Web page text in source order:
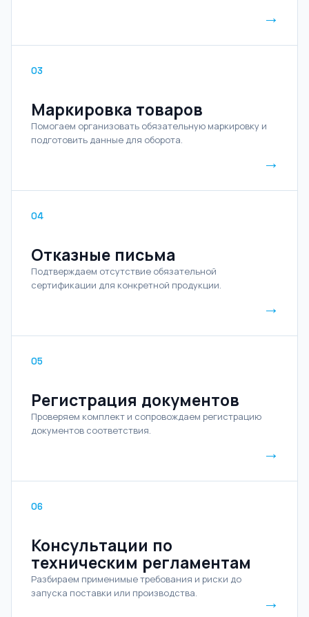
→
03
Маркировка товаров
Помогаем организовать обязательную маркировку и
подготовить данные для оборота.
→
04
Отказные письма
Подтверждаем отсутствие обязательной
сертификации для конкретной продукции.
→
05
Регистрация документов
Проверяем комплект и сопровождаем регистрацию
документов соответствия.
→
06
Консультации по
техническим регламентам
Разбираем применимые требования и риски до
запуска поставки или производства.
→